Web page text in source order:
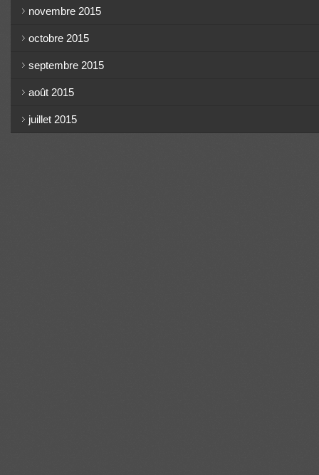
novembre 2015
octobre 2015
septembre 2015
août 2015
juillet 2015